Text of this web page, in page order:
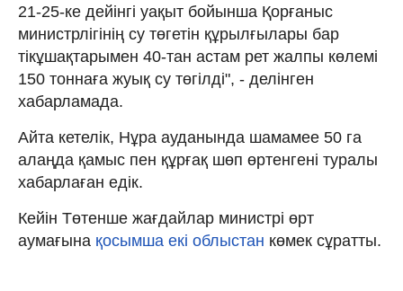
21-25-ке дейінгі уақыт бойынша Қорғаныс
министрлігінің су төгетін құрылғылары бар
тікұшақтарымен 40-тан астам рет жалпы көлемі
150 тоннаға жуық су төгілді", - делінген
хабарламада.
Айта кетелік, Нұра ауданында шамамее 50 га
алаңда қамыс пен құрғақ шөп өртенгені туралы
хабарлаған едік.
Кейін Төтенше жағдайлар министрі өрт
аумағына қосымша екі облыстан көмек сұратты.